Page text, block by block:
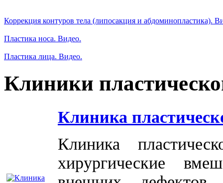
Коррекция контуров тела (липосакция и абдоминопластика).
Пластика носа. Видео.
Пластика лица. Видео.
Клиники
Клиника
Клиника
хирургические